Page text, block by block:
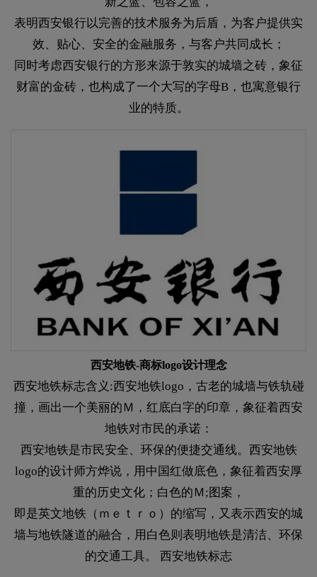
表明西安银行以完善的技术服务为后盾，为客户提供实
效、贴心、安全的金融服务，与客户共同成长；
同时考虑西安银行的方形来源于敦实的城墙之砖，象征
财富的金砖，也构成了一个大写的字母B，也寓意银行
业的特质。
西安地铁-商标logo设计理念
西安地铁标志含义:西安地铁logo，古老的城墙与铁轨碰
撞，画出一个美丽的Ｍ，红底白字的印章，象征着西安
地铁对市民的承诺：
西安地铁是市民安全、环保的便捷交通线。西安地铁
logo的设计师方烨说，用中国红做底色，象征着西安厚
重的历史文化；白色的Ｍ;图案，
即是英文地铁（ｍｅｔｒｏ）的缩写，又表示西安的城
墙与地铁隧道的融合，用白色则表明地铁是清洁、环保
的交通工具。 西安地铁标志